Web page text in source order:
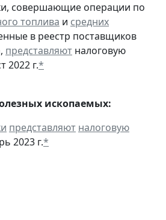
совершающие операции по
топлива и средних
в реестр поставщиков
представляют налоговую
2022 г.*
ископаемых:
представляют налоговую
2023 г.*